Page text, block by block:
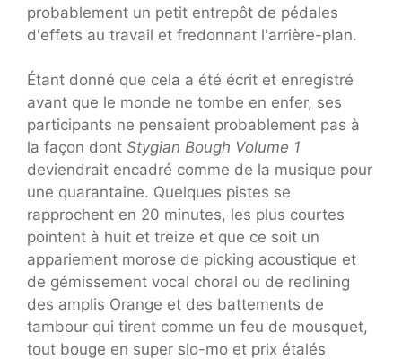
probablement un petit entrepôt de pédales
d'effets au travail et fredonnant l'arrière-plan.
Étant donné que cela a été écrit et enregistré
avant que le monde ne tombe en enfer, ses
participants ne pensaient probablement pas à
la façon dont Stygian Bough Volume 1
deviendrait encadré comme de la musique pour
une quarantaine. Quelques pistes se
rapprochent en 20 minutes, les plus courtes
pointent à huit et treize et que ce soit un
appariement morose de picking acoustique et
de gémissement vocal choral ou de redlining
des amplis Orange et des battements de
tambour qui tirent comme un feu de mousquet,
tout bouge en super slo-mo et prix étalés